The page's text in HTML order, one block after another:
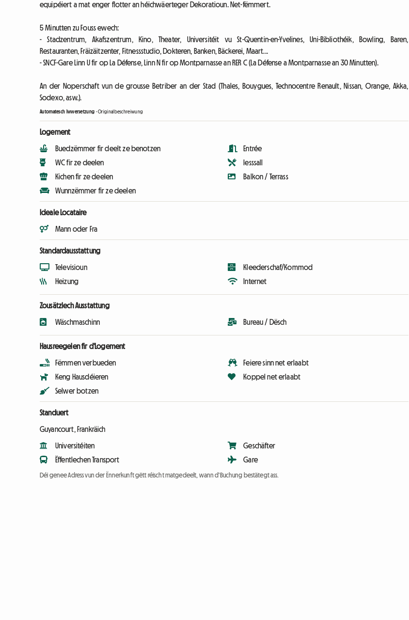
equipéiert a mat enger flotter an héichwäerteger Dekoratioun. Net-fëmmert.
5 Minutten zu Fouss ewech:
- Stadzentrum, Akafszentrum, Kino, Theater, Universitéit vu St-Quentin-en-Yvelines, Uni-Bibliothéik, Bowling, Baren,
Restauranten, Fräizäitzenter, Fitnessstudio, Dokteren, Banken, Bäckerei, Maart...
- SNCF-Gare Linn U fir op La Défense, Linn N fir op Montparnasse an RER C (La Défense a Montparnasse an 30 Minutten).
An der Noperschaft vun de grousse Betriber an der Stad (Thales, Bouygues, Technocentre Renault, Nissan, Orange, Akka,
Sodexo, asw.).
Automatesch Iwwersetzung -Originalbeschreiwung
Logement
Buedzëmmer fir deelt ze benotzen
WC fir ze deelen
Kichen fir ze deelen
Wunnzëmmer fir ze deelen
Entrée
Iesssall
Balkon / Terrass
Ideale Locataire
Mann oder Fra
Standardausstattung
Televisioun
Heizung
Kleederschaf/Kommod
Internet
Zousätzlech Ausstattung
Wäschmaschinn Bureau / Dësch
Hausreegelen fir d'Logement
Fëmmen verbueden
Keng Hausdéieren
Selwer botzen
Feiere sinn net erlaabt
Koppel net erlaabt
Standuert
Guyancourt, Frankräich
Universitéiten
Ëffentlechen Transport
Geschäfter
Gare
Déi genee Adress vun der Ënnerkunft gëtt réischt matgedeelt, wann d'Buchung bestätegt ass.